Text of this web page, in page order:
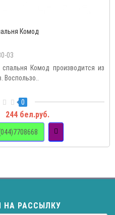
Комод
03
Комод производится из
Воспользо..
0
244 бел.руб.
НА РАССЫЛКУ